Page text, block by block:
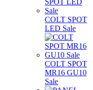
COLT SPOT
LED Sale
COLT SPOT
MR16 GU10
Sale